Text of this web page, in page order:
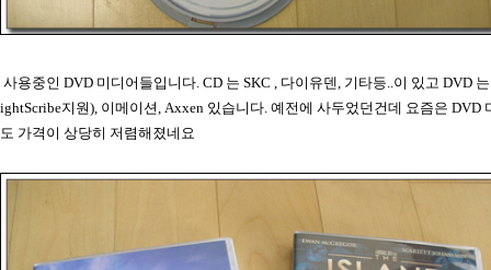
사용중인 DVD 미디어들입니다. CD 는 SKC , 다이유덴, 기타등..이 있고 DVD
ightScribe지원), 이메이션, Axxen 있습니다. 예전에 사두었던건데 요즘은 DVD
도 가격이 상당히 저렴해졌네요